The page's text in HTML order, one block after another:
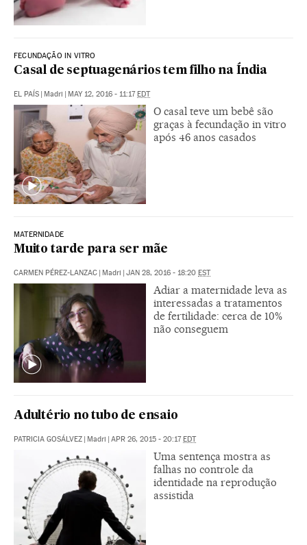
FECUNDAÇÃO IN VITRO
Casal de septuagenários tem filho na Índia
EL PAÍS | Madri | MAY 12, 2016 - 11:17EDT
O casal teve um bebê são
graças à fecundação in vitro
após 46 anos casados
MATERNIDADE
Muito tarde para ser mãe
CARMEN PÉREZ-LANZAC | Madri | JAN 28, 2016 - 18:20 EST
Adiar a maternidade leva as
interessadas a tratamentos
de fertilidade: cerca de 10%
não conseguem
Adultério no tubo de ensaio
PATRICIA GOSÁLVEZ | Madri | APR 26, 2015 - 20:17EDT
Uma sentença mostra as
falhas no controle da
identidade na reprodução
assistida